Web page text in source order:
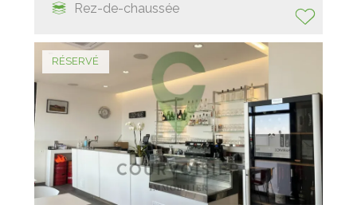
Rez-de-chaussée
RÉSERVÉ